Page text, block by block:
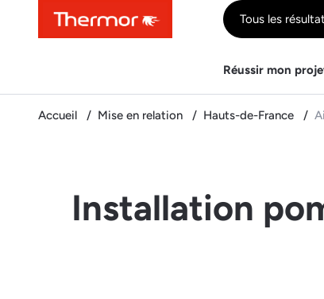
ContenuMenuRecherche Tous les
Réussir mon
Accueil Mise en relation Hauts-de-France
Installation